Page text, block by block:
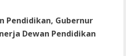
Pendidikan, Gubernur
Dewan Pendidikan